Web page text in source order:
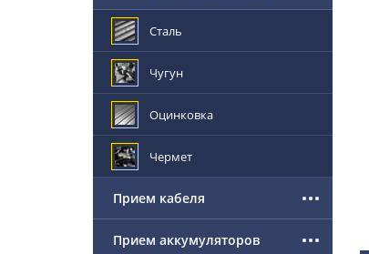
Сталь
Чугун
Оцинковка
Чермет
Прием кабеля
Прием аккумуляторов